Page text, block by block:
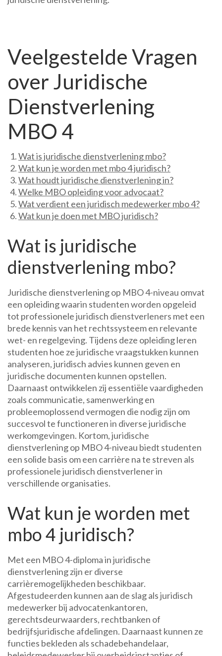
Veelgestelde Vragen
over Juridische
Dienstverlening
MBO 4
Wat is juridische dienstverlening mbo?
Wat kun je worden met mbo 4 juridisch?
Wat houdt juridische dienstverlening in?
Welke MBO opleiding voor advocaat?
Wat verdient een juridisch medewerker mbo 4?
Wat kun je doen met MBO juridisch?
Wat is juridische
dienstverlening mbo?
Juridische dienstverlening op MBO 4-niveau omvat
een opleiding waarin studenten worden opgeleid
tot professionele juridisch dienstverleners met een
brede kennis van het rechtssysteem en relevante
wet- en regelgeving. Tijdens deze opleiding leren
studenten hoe ze juridische vraagstukken kunnen
analyseren, juridisch advies kunnen geven en
juridische documenten kunnen opstellen.
Daarnaast ontwikkelen zij essentiële vaardigheden
zoals communicatie, samenwerking en
probleemoplossend vermogen die nodig zijn om
succesvol te functioneren in diverse juridische
werkomgevingen. Kortom, juridische
dienstverlening op MBO 4-niveau biedt studenten
een solide basis om een carrière na te streven als
professionele juridisch dienstverlener in
verschillende organisaties.
Wat kun je worden met
mbo 4 juridisch?
Met een MBO 4-diploma in juridische
dienstverlening zijn er diverse
carrièremogelijkheden beschikbaar.
Afgestudeerden kunnen aan de slag als juridisch
medewerker bij advocatenkantoren,
gerechtsdeurwaarders, rechtbanken of
bedrijfsjuridische afdelingen. Daarnaast kunnen ze
functies bekleden als schadebehandelaar,